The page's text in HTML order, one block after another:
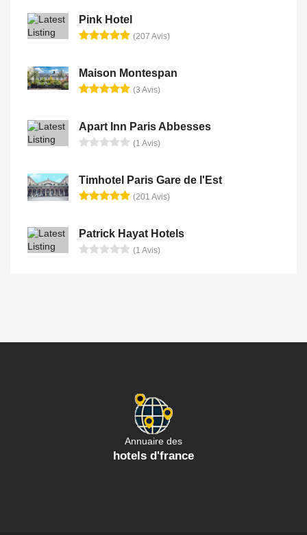
Pink Hotel
(207 Avis)
Maison Montespan
(3 Avis)
Apart Inn Paris Abbesses
(1 Avis)
Timhotel Paris Gare de l'Est
(201 Avis)
Patrick Hayat Hotels
(1 Avis)
Annuaire des
hotels d'france